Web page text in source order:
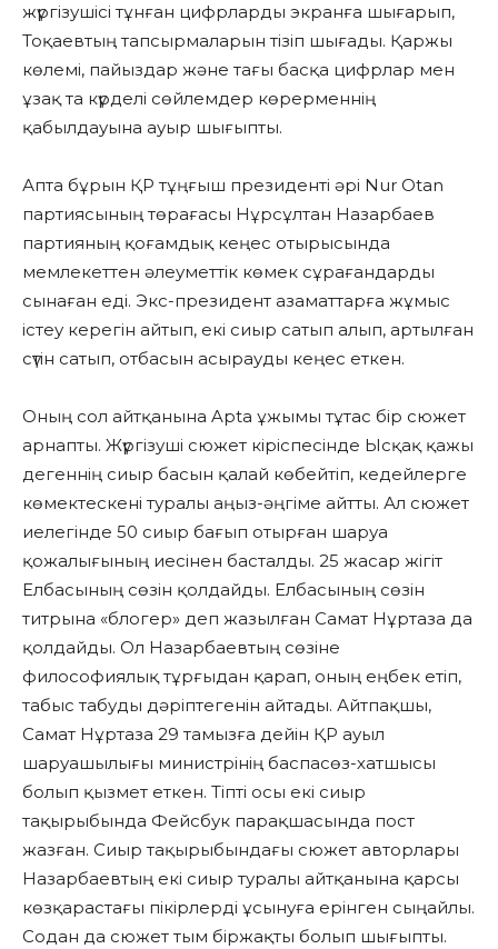
жүргізушісі тұнған цифрларды экранға шығарып,
Тоқаевтың тапсырмаларын тізіп шығады. Қаржы
көлемі, пайыздар және тағы басқа цифрлар мен
ұзақ та күрделі сөйлемдер көрерменнің
қабылдауына ауыр шығыпты.
Апта бұрын ҚР тұңғыш президенті әрі Nur Otan
партиясының төрағасы Нұрсұлтан Назарбаев
партияның қоғамдық кеңес отырысында
мемлекеттен әлеуметтік көмек сұрағандарды
сынаған еді. Экс-президент азаматтарға жұмыс
істеу керегін айтып, екі сиыр сатып алып, артылған
сүтін сатып, отбасын асырауды кеңес еткен.
Оның сол айтқанына Apta ұжымы тұтас бір сюжет
арнапты. Жүргізуші сюжет кіріспесінде Ысқақ қажы
дегеннің сиыр басын қалай көбейтіп, кедейлерге
көмектескені туралы аңыз-әңгіме айтты. Ал сюжет
иелегінде 50 сиыр бағып отырған шаруа
қожалығының иесінен басталды. 25 жасар жігіт
Елбасының сөзін қолдайды. Елбасының сөзін
титрына «блогер» деп жазылған Самат Нұртаза да
қолдайды. Ол Назарбаевтың сөзіне
философиялық тұрғыдан қарап, оның еңбек етіп,
табыс табуды дәріптегенін айтады. Айтпақшы,
Самат Нұртаза 29 тамызға дейін ҚР ауыл
шаруашылығы министрінің баспасөз-хатшысы
болып қызмет еткен. Тіпті осы екі сиыр
тақырыбында Фейсбук парақшасында пост
жазған. Сиыр тақырыбындағы сюжет авторлары
Назарбаевтың екі сиыр туралы айтқанына қарсы
көзқарастағы пікірлерді ұсынуға ерінген сыңайлы.
Содан да сюжет тым біржақты болып шығыпты.